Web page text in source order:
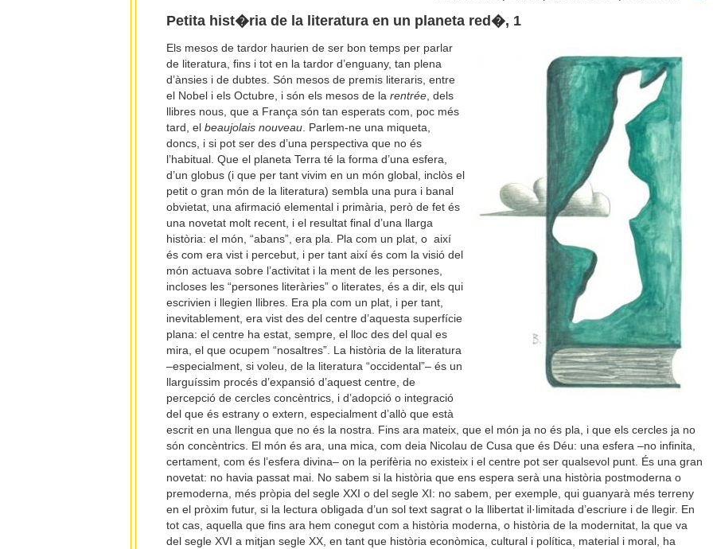
Petita hist�ria de la literatura en un planeta red�, 1
Els mesos de tardor haurien de ser bon temps per parlar
de literatura, fins i tot en la tardor d’enguany, tan plena
d’ànsies i de dubtes. Són mesos de premis literaris, entre
el Nobel i els Octubre, i són els mesos de la rentrée, dels
llibres nous, que a França són tan esperats com, poc més
tard, el beaujolais nouveau. Parlem-ne una miqueta,
doncs, i si pot ser des d’una perspectiva que no és
l’habitual. Que el planeta Terra té la forma d’una esfera,
d’un globus (i que per tant vivim en un món global, inclòs el
petit o gran món de la literatura) sembla una pura i banal
obvietat, una afirmació elemental i primària, però de fet és
una novetat molt recent, i el resultat final d’una llarga
història: el món, “abans”, era pla. Pla com un plat, o així
és com era vist i percebut, i per tant així és com la visió del
món actuava sobre l’activitat i la ment de les persones,
incloses les “persones literàries” o literates, és a dir, els qui
escrivien i llegien llibres. Era pla com un plat, i per tant,
inevitablement, era vist des del centre d’aquesta superfície
plana: el centre ha estat, sempre, el lloc des del qual es
mira, el que ocupem “nosaltres”. La història de la literatura
–especialment, si voleu, de la literatura “occidental”– és un
llarguíssim procés d’expansió d’aquest centre, de
percepció de cercles concèntrics, i d’adopció o integració
del que és estrany o extern, especialment d’allò que està
escrit en una llengua que no és la nostra. Fins ara mateix, que el món ja no és pla, i que els cercles ja no
són concèntrics. El món és ara, una mica, com deia Nicolau de Cusa que és Déu: una esfera –no infinita,
certament, com és l’esfera divina– on la perifèria no existeix i el centre pot ser qualsevol punt. És una gran
novetat: no havia passat mai. No sabem si la història que ens espera serà una història postmoderna o
premoderna, més pròpia del segle XXI o del segle XI: no sabem, per exemple, qui guanyarà més terreny
en el pròxim futur, si la lectura obligada d’un sol text sagrat o la llibertat il·limitada d’escriure i de llegir. En
tot cas, aquella que fins ara hem conegut com a història moderna, o història de la modernitat, la que va
del segle XVI a mitjan segle XX, en tant que història econòmica, cultural i política, material i moral, ha